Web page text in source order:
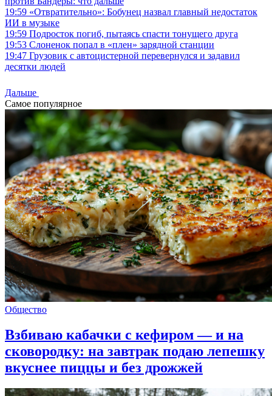
19:59 «Отвратительно»: Бобунец назвал главный недостаток
ИИ в музыке
19:59 Подросток погиб, пытаясь спасти тонущего друга
19:53 Слоненок попал в «плен» зарядной станции
19:47 Грузовик с автоцистерной перевернулся и задавил
десятки людей
Дальше
Самое популярное
Общество
Взбиваю кабачки с кефиром — и на
сковородку: на завтрак подаю лепешку
вкуснее пиццы и без дрожжей